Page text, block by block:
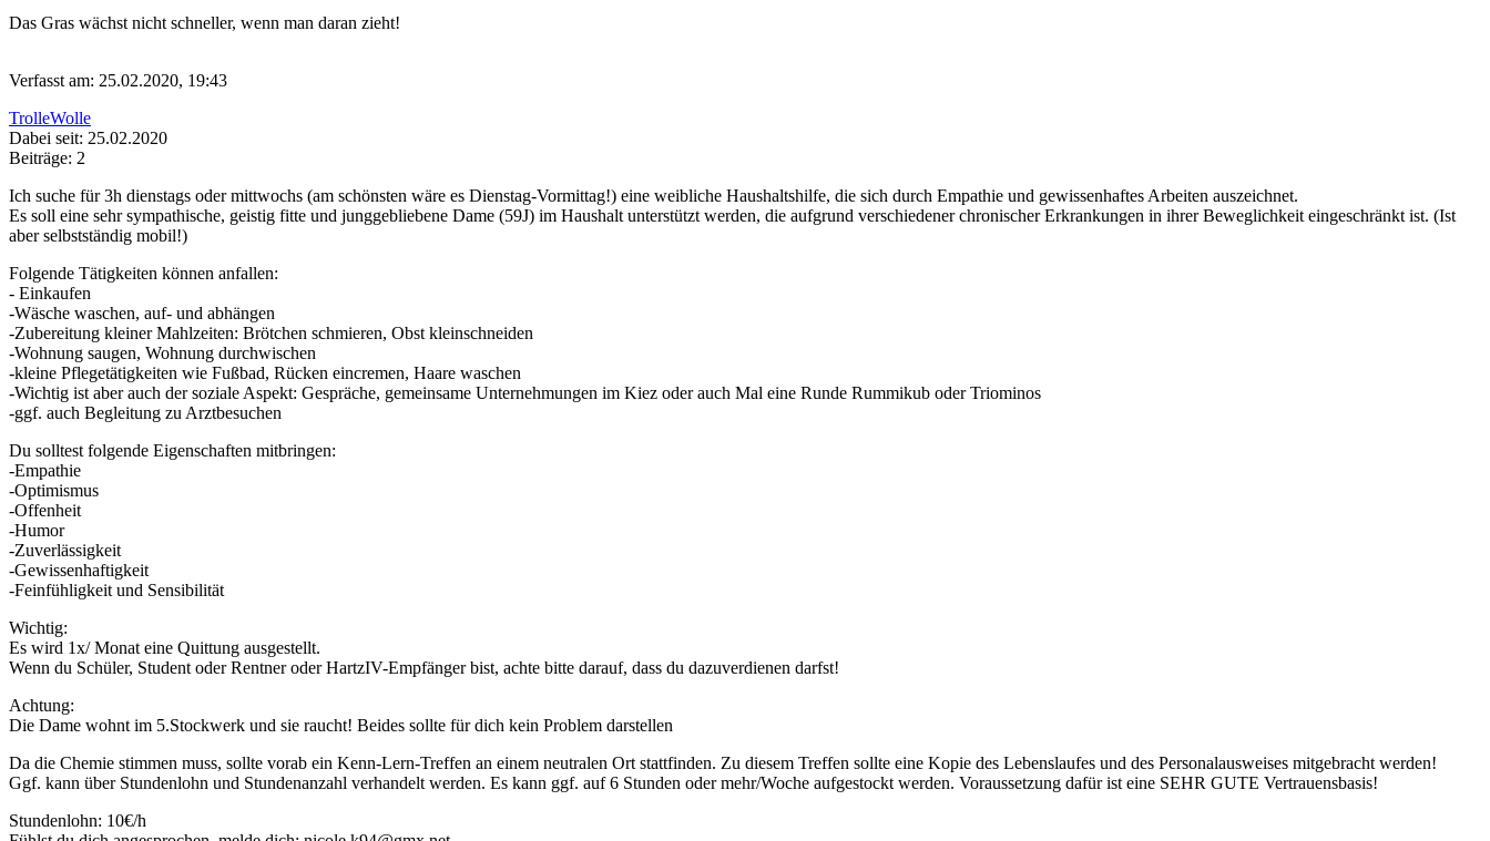
Das Gras wächst nicht schneller, wenn man daran zieht!
Verfasst am: 25.02.2020, 19:43
TrolleWolle
Dabei seit: 25.02.2020
Beiträge: 2
Ich suche für 3h dienstags oder mittwochs (am schönsten wäre es Dienstag-Vormittag!) eine weibliche Haushaltshilfe, die sich durch Empathie und gewissenhaftes Arbeiten auszeichnet.
Es soll eine sehr sympathische, geistig fitte und junggebliebene Dame (59J) im Haushalt unterstützt werden, die aufgrund verschiedener chronischer Erkrankungen in ihrer Beweglichkeit eingeschränkt ist. (Ist
aber selbstständig mobil!)
Folgende Tätigkeiten können anfallen:
- Einkaufen
-Wäsche waschen, auf- und abhängen
-Zubereitung kleiner Mahlzeiten: Brötchen schmieren, Obst kleinschneiden
-Wohnung saugen, Wohnung durchwischen
-kleine Pflegetätigkeiten wie Fußbad, Rücken eincremen, Haare waschen
-Wichtig ist aber auch der soziale Aspekt: Gespräche, gemeinsame Unternehmungen im Kiez oder auch Mal eine Runde Rummikub oder Triominos
-ggf. auch Begleitung zu Arztbesuchen
Du solltest folgende Eigenschaften mitbringen:
-Empathie
-Optimismus
-Offenheit
-Humor
-Zuverlässigkeit
-Gewissenhaftigkeit
-Feinfühligkeit und Sensibilität
Wichtig:
Es wird 1x/ Monat eine Quittung ausgestellt.
Wenn du Schüler, Student oder Rentner oder HartzIV-Empfänger bist, achte bitte darauf, dass du dazuverdienen darfst!
Achtung:
Die Dame wohnt im 5.Stockwerk und sie raucht! Beides sollte für dich kein Problem darstellen
Da die Chemie stimmen muss, sollte vorab ein Kenn-Lern-Treffen an einem neutralen Ort stattfinden. Zu diesem Treffen sollte eine Kopie des Lebenslaufes und des Personalausweises mitgebracht werden!
Ggf. kann über Stundenlohn und Stundenanzahl verhandelt werden. Es kann ggf. auf 6 Stunden oder mehr/Woche aufgestockt werden. Voraussetzung dafür ist eine SEHR GUTE Vertrauensbasis!
Stundenlohn: 10€/h